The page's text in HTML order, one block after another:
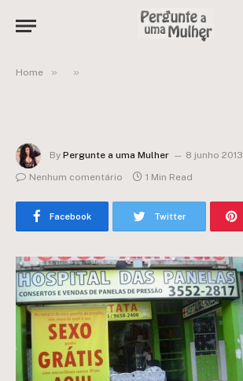
Home » »
By Pergunte a uma Mulher
8 junho 2013
Nenhum comentário
1 Min Read
Facebook Twitter